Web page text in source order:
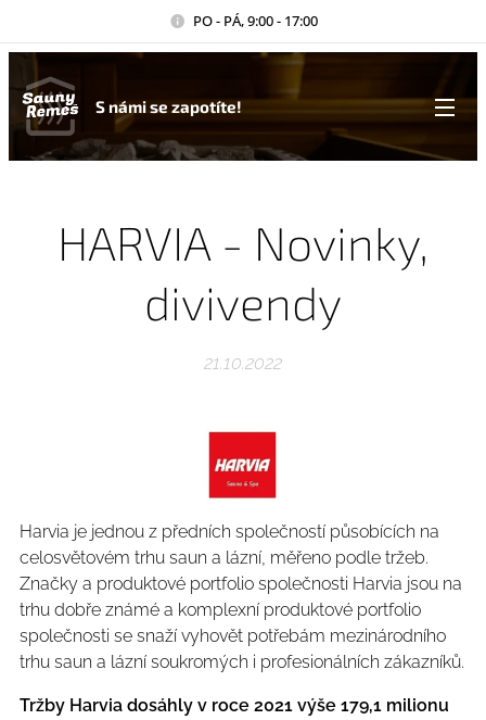
PO - PÁ, 9:00 - 17:00
S námi se zapotíte!
HARVIA - Novinky,
divivendy
21.10.2022
Harvia je jednou z předních společností působících na
celosvětovém trhu saun a lázní, měřeno podle tržeb.
Značky a produktové portfolio společnosti Harvia jsou na
trhu dobře známé a komplexní produktové portfolio
společnosti se snaží vyhovět potřebám mezinárodního
trhu saun a lázní soukromých i profesionálních zákazníků.
Tržby Harvia dosáhly v roce 2021 výše 179,1 milionu